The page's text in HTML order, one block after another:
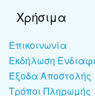
Χρήσιμα
Επικοινωνία
Εκδήλωση
Έξοδα Αποστολής
Τρόποι Πληρωμής